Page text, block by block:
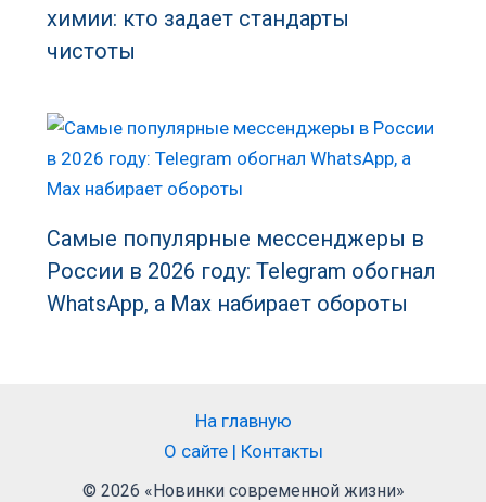
химии: кто задает стандарты
чистоты
Самые популярные мессенджеры в
России в 2026 году: Telegram обогнал
WhatsApp, а Max набирает обороты
На главную
О сайте | Контакты
© 2026 «Новинки современной жизни»